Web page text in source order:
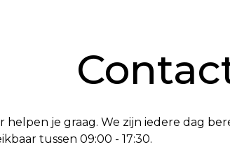
je graag. We zijn iedere dag
tussen 09:00 - 17:30.